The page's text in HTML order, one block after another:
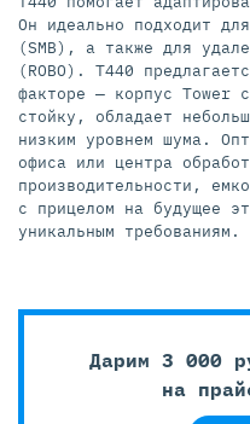
Он идеально подходит
(SMB), а также для
(ROBO). T440
факторе — корпус Tower
стойку, обладает
низким уровнем шума.
офиса или центра
производительности,
с прицелом на будущее
уникальным требованиям.
Дарим 3 000
на